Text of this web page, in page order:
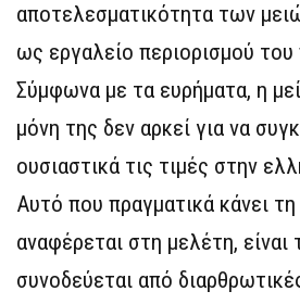
αποτελεσματικότητα των
ως εργαλείο περιορισμού
Σύμφωνα με τα ευρήματα, η
μόνη της δεν αρκεί για να
ουσιαστικά τις τιμές στην
Αυτό που πραγματικά κάνει
αναφέρεται στη μελέτη,
συνοδεύεται από